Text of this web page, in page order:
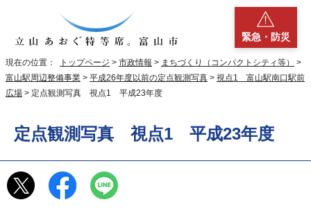
緊急・防災
現在の位置： トップページ > 市政情報 > まちづくり（コンパクトシティ等）
>
富山駅周辺整備事業 > 平成26年度以前の定点観測写真 > 視点1 富山駅南口駅前
広場 > 定点観測写真 視点1 平成23年度
定点観測写真 視点1 平成23年度